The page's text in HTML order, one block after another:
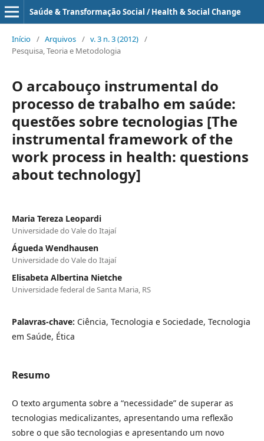
Saúde & Transformação Social / Health & Social Change
Início / Arquivos / v. 3 n. 3 (2012) /
Pesquisa, Teoria e Metodologia
O arcabouço instrumental do
processo de trabalho em saúde:
questões sobre tecnologias [The
instrumental framework of the
work process in health: questions
about technology]
Maria Tereza Leopardi
Universidade do Vale do Itajaí
Águeda Wendhausen
Universidade do Vale do Itajaí
Elisabeta Albertina Nietche
Universidade federal de Santa Maria, RS
Palavras-chave: Ciência, Tecnologia e Sociedade, Tecnologia
em Saúde, Ética
Resumo
O texto argumenta sobre a “necessidade” de superar as
tecnologias medicalizantes, apresentando uma reflexão
sobre o que são tecnologias e apresentando um novo